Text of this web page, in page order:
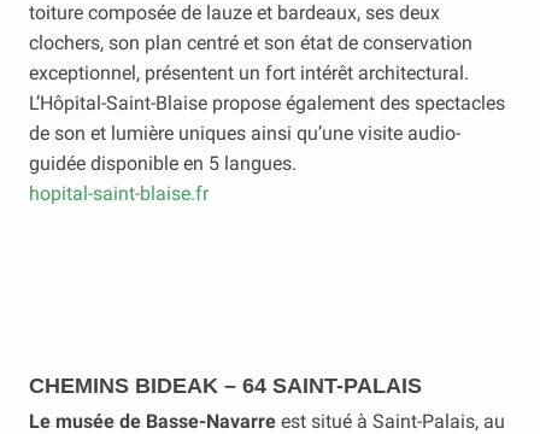
toiture composée de lauze et bardeaux, ses deux
clochers, son plan centré et son état de conservation
exceptionnel, présentent un fort intérêt architectural.
L’Hôpital-Saint-Blaise propose également des spectacles
de son et lumière uniques ainsi qu’une visite audio-
guidée disponible en 5 langues.
hopital-saint-blaise.fr
CHEMINS BIDEAK – 64 SAINT-PALAIS
Le musée de Basse-Navarre est situé à Saint-Palais, au